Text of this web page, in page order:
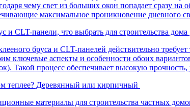
чему свет из больших окон попадает сразу
максимальное проникновение дневного
и CLT-панели, что выбрать для строительства дома
бруса и CLT-панелей действительно
ключевые аспекты и особенности обоих
Такой процесс обеспечивает высокую
теплее? Деревянный или кирпичный
материалы для строительства частных